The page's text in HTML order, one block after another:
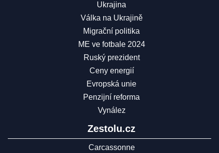
Ukrajina
Válka na Ukrajině
Migrační politika
ME ve fotbale 2024
Ruský prezident
Ceny energií
Evropská unie
Penzijní reforma
Vynález
Zestolu.cz
Carcassonne